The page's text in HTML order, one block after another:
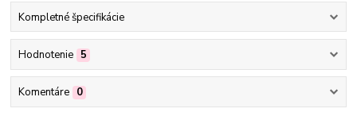
Kompletné špecifikácie
Hodnotenie 5
Komentáre 0